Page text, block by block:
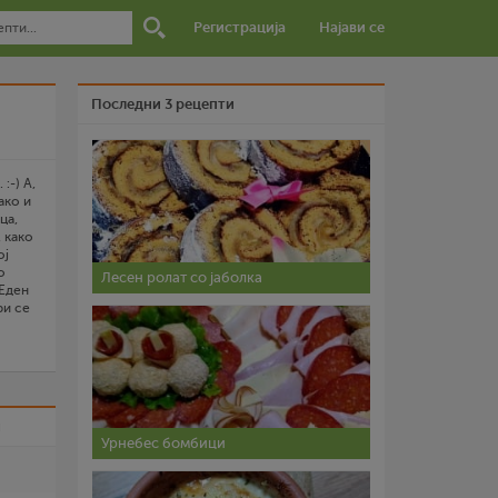
Регистрација Најави се
:-) А,
и
како
се
Последни 3 рецепти
Лесен ролат со јаболка
Урнебес бомбици